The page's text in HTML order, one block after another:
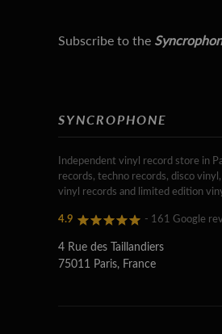
Subscribe to the
SYNCROPHONE
Independent vinyl record store in
records, techno records, disco
vinyl records and limited edition
4.9 - 161 Google
4 Rue des Taillandiers
75011 Paris, France